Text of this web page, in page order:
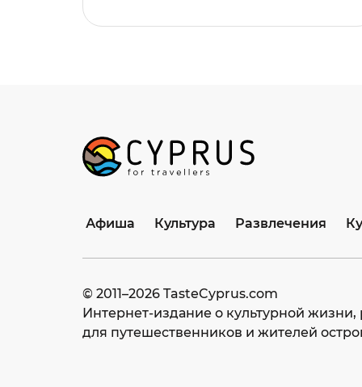
Афиша Культура Развлечения
© 2011–2026 TasteCyprus.com
Интернет-издание о культурной
для путешественников и жителей